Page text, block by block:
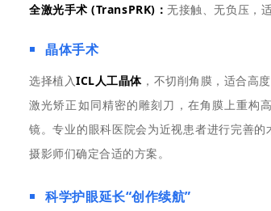
全激光手术 (TransPRK)：无接触、无负压，
晶体手术
选择植入ICL人工晶体 ，不切削角膜，适合高
激光矫正如同精密的雕刻刀，在角膜上重构
镜。专业的眼科医院会为近视患者进行完善
摄影师们确定合适的方案。
科学护眼延长“创作续航”